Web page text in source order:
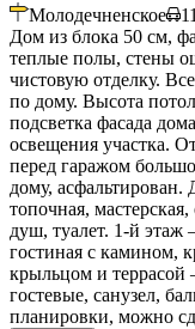
Молодечненское 11
Дом из блока 50 см,
теплые полы, стены
чистовую отделку.
по дому. Высота
подсветка фасада
освещения участка.
перед гаражом
дому,
топочная,
душ, туалет. 1-й этаж
гостиная с камином,
крыльцом и террасой
гостевые, санузел,
планировки, можно